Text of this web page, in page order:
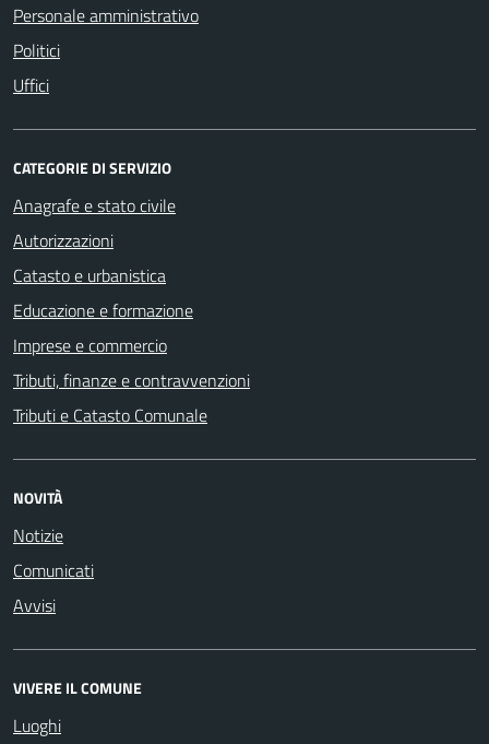
Personale amministrativo
Politici
Uffici
CATEGORIE DI SERVIZIO
Anagrafe e stato civile
Autorizzazioni
Catasto e urbanistica
Educazione e formazione
Imprese e commercio
Tributi, finanze e contravvenzioni
Tributi e Catasto Comunale
NOVITÀ
Notizie
Comunicati
Avvisi
VIVERE IL COMUNE
Luoghi